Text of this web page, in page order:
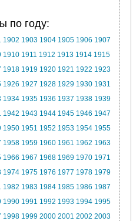
по году:
1902 1903 1904 1905 1906 1907
1910 1911 1912 1913 1914 1915
1918 1919 1920 1921 1922 1923
1926 1927 1928 1929 1930 1931
1934 1935 1936 1937 1938 1939
1942 1943 1944 1945 1946 1947
1950 1951 1952 1953 1954 1955
1958 1959 1960 1961 1962 1963
1966 1967 1968 1969 1970 1971
1974 1975 1976 1977 1978 1979
1982 1983 1984 1985 1986 1987
1990 1991 1992 1993 1994 1995
1998 1999 2000 2001 2002 2003